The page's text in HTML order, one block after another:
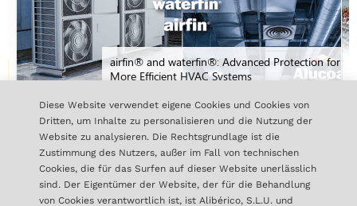
Diese Website verwendet eigene Cookies und Cookies von
Dritten, um Inhalte zu personalisieren und die Nutzung der
Website zu analysieren. Die Rechtsgrundlage ist die
Zustimmung des Nutzers, außer im Fall von technischen
Cookies, die für das Surfen auf dieser Website unerlässlich
sind. Der Eigentümer der Website, der für die Behandlung
von Cookies verantwortlich ist, ist Alibérico, S.L.U. und
airfin® and waterfin®: Advanced Protection for
More Efficient HVAC Systems
ALLE NACHRICHTEN